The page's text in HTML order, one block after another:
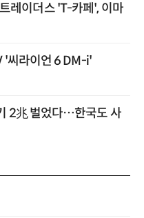
레이더스 'T-카페', 이마
'씨라이언 6 DM-i'
2兆 벌었다…한국도 사